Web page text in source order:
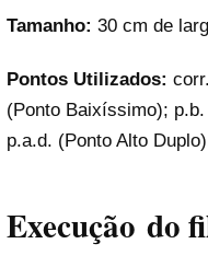
Tamanho: 30 cm de
Pontos Utilizados:
(Ponto Baixíssimo);
p.a.d. (Ponto Alto
Execução do